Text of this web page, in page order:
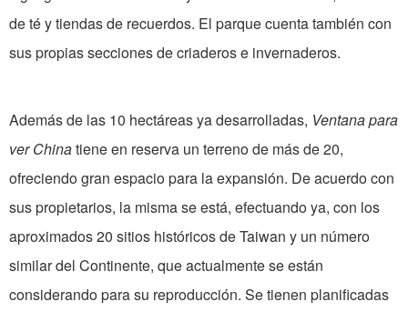
de té y tiendas de recuerdos. El parque cuenta también con
sus propias secciones de criaderos e invernaderos.
Además de las 10 hectáreas ya desarrolladas, Ventana para
ver Chinatiene en reserva un terreno de más de 20,
ofreciendo gran espacio para la expansión. De acuerdo con
sus propietarios, la misma se está, efectuando ya, con los
aproximados 20 sitios históricos de Taiwan y un número
similar del Continente, que actualmente se están
considerando para su reproducción. Se tienen planificadas